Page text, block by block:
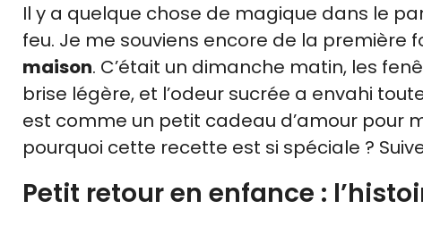
Il y a quelque chose de magique dans le
feu. Je me souviens encore de la première
maison. C’était un dimanche matin, les
brise légère, et l’odeur sucrée a envahi
est comme un petit cadeau d’amour pour
pourquoi cette recette est si spéciale ?
Petit retour en enfance :